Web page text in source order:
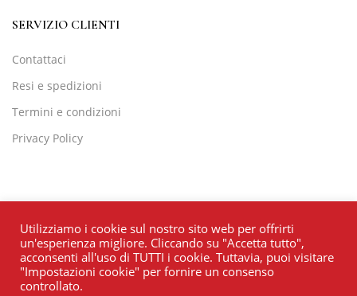
SERVIZIO CLIENTI
Contattaci
Resi e spedizioni
Termini e condizioni
Privacy Policy
Utilizziamo i cookie sul nostro sito web per offrirti
un'esperienza migliore. Cliccando su "Accetta tutto",
acconsenti all'uso di TUTTI i cookie. Tuttavia, puoi visitare
"Impostazioni cookie" per fornire un consenso
controllato.